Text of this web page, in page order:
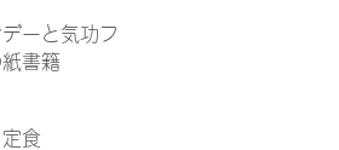
ーと気功フ
書籍
食